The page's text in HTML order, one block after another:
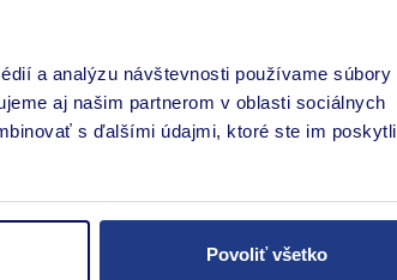
a analýzu návštevnosti používame súbory
aj našim partnerom v oblasti sociálnych
s ďalšími údajmi, ktoré ste im poskytli
Povoliť všetko